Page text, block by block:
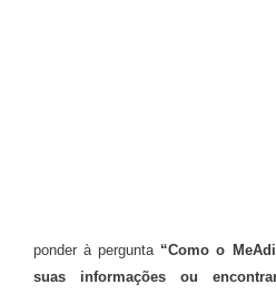
ponder à pergunta “Como o
suas informações ou